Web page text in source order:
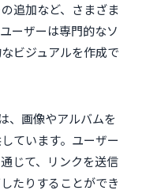
追加など、さまざま
ーザーは専門的なソ
ビジュアルを作成で
画像やアルバムを
ています。ユーザー
じて、リンクを送信
たりすることができ